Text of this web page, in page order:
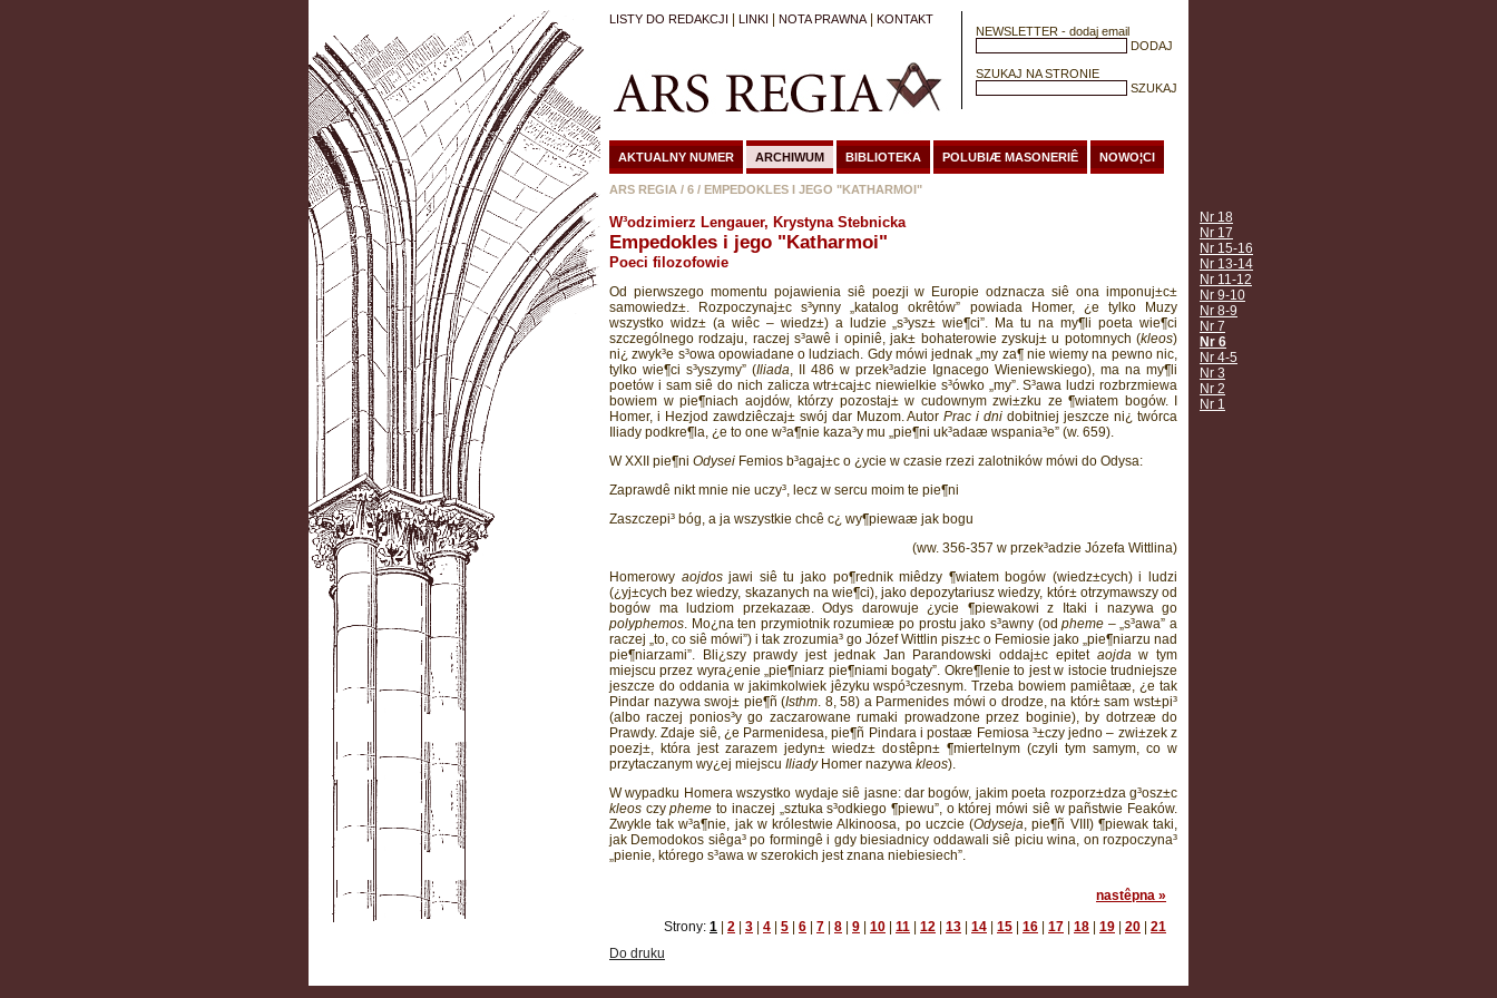
NEWSLETTER - dodaj email
SZUKAJ NA STRONIE
LISTY DO REDAKCJI LINKI NOTA PRAWNA| KONTAKT
AKTUALNY NUMER ARCHIWUM BIBLIOTEKA POLUBIÆ MASONERIÊ NOWO¦CI
ARS REGIA / 6 / EMPEDOKLES I JEGO "KATHARMOI"
W³odzimierz Lengauer, Krystyna Stebnicka
Empedokles i jego "Katharmoi"
Poeci filozofowie
Od pierwszego momentu pojawienia siê poezji w Europie odznacza siê ona imponuj±c±
samowiedz±. Rozpoczynaj±c s³ynny „katalog okrêtów” powiada Homer, ¿e tylko Muzy
wszystko widz± (a wiêc – wiedz±) a ludzie „s³ysz± wie¶ci”. Ma tu na my¶li poeta wie¶ci
szczególnego rodzaju, raczej s³awê i opiniê, jak± bohaterowie zyskuj± u potomnych (kleos)
ni¿ zwyk³e s³owa opowiadane o ludziach. Gdy mówi jednak „my za¶ nie wiemy na pewno nic,
tylko wie¶ci s³yszymy” (Iliada, II 486 w przek³adzie Ignacego Wieniewskiego), ma na my¶li
poetów i sam siê do nich zalicza wtr±caj±c niewielkie s³ówko „my”. S³awa ludzi rozbrzmiewa
bowiem w pie¶niach aojdów, którzy pozostaj± w cudownym zwi±zku ze ¶wiatem bogów. I
Homer, i Hezjod zawdziêczaj± swój dar Muzom. AutorPrac i dni dobitniej jeszcze ni¿ twórca
Iliady podkre¶la, ¿e to one w³a¶nie kaza³y mu „pie¶ni uk³adaæ wspania³e” (w. 659).
W XXII pie¶ni Odysei Femios b³agaj±c o ¿ycie w czasie rzezi zalotników mówi do Odysa:
Zaprawdê nikt mnie nie uczy³, lecz w sercu moim te pie¶ni
Zaszczepi³ bóg, a ja wszystkie chcê c¿ wy¶piewaæ jak bogu
(ww. 356-357 w przek³adzie Józefa Wittlina)
Homerowy aojdosjawi siê tu jako po¶rednik miêdzy ¶wiatem bogów (wiedz±cych) i ludzi
(¿yj±cych bez wiedzy, skazanych na wie¶ci), jako depozytariusz wiedzy, któr± otrzymawszy od
bogów ma ludziom przekazaæ. Odys darowuje ¿ycie ¶piewakowi z Itaki i nazywa go
polyphemos. Mo¿na ten przymiotnik rozumieæ po prostu jako s³awny (odpheme – „s³awa” a
raczej „to, co siê mówi”) i tak zrozumia³ go Józef Wittlin pisz±c o Femiosie jako „pie¶niarzu nad
pie¶niarzami”. Bli¿szy prawdy jest jednak Jan Parandowski oddaj±c epitet aojdaw tym
miejscu przez wyra¿enie „pie¶niarz pie¶niami bogaty”. Okre¶lenie to jest w istocie trudniejsze
jeszcze do oddania w jakimkolwiek jêzyku wspó³czesnym. Trzeba bowiem pamiêtaæ, ¿e tak
Pindar nazywa swoj± pie¶ñ (Isthm. 8, 58) a Parmenides mówi o drodze, na któr± sam wst±pi³
(albo raczej ponios³y go zaczarowane rumaki prowadzone przez boginie), by dotrzeæ do
Prawdy. Zdaje siê, ¿e Parmenidesa, pie¶ñ Pindara i postaæ Femiosa ³±czy jedno – zwi±zek z
poezj±, która jest zarazem jedyn± wiedz± dostêpn± ¶miertelnym (czyli tym samym, co w
przytaczanym wy¿ej miejscu IliadyHomer nazywa kleos).
W wypadku Homera wszystko wydaje siê jasne: dar bogów, jakim poeta rozporz±dza g³osz±c
kleos czypheme to inaczej „sztuka s³odkiego ¶piewu”, o której mówi siê w pañstwie Feaków.
Zwykle tak w³a¶nie, jak w królestwie Alkinoosa, po uczcie (Odyseja, pie¶ñ VIII) ¶piewak taki,
jak Demodokos siêga³ po formingê i gdy biesiadnicy oddawali siê piciu wina, on rozpoczyna³
„pienie, którego s³awa w szerokich jest znana niebiesiech”.
nastêpna »
Strony: 1 2 3 4 5 6 7 8 9 10 11 12 13 14 15 16 17 18 19 20 21
Nr 18
Nr 17
Nr 15-16
Nr 13-14
Nr 11-12
Nr 9-10
Nr 8-9
Nr 7
Nr 6
Nr 4-5
Nr 3
Nr 2
Nr 1
Do druku